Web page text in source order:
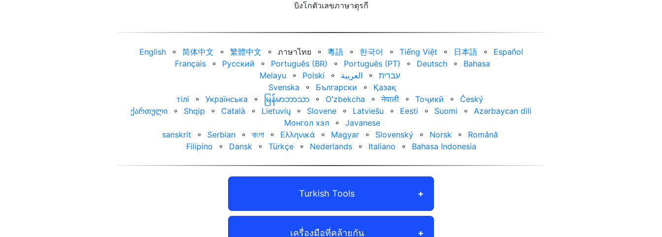
บิงโกตัวเลขภาษาตุรกี
English ⚬ 简体中文 ⚬ 繁體中文 ⚬ ภาษาไทย ⚬ 粵語 ⚬ 한국어 ⚬ Tiếng Việt ⚬ 日本語 ⚬
Español
Français
⚬ Русский ⚬ Português (BR) ⚬ Português (PT) ⚬ Deutsch ⚬
Bahasa
Melayu
⚬ Polski ⚬ العربية‏ ⚬
עברית‏
Svenska
⚬ Български ⚬
Қазақ
тілі
⚬ Українська ⚬ မြန်မာဘာသာ ⚬ Oʻzbekcha ⚬ नेपाली ⚬ Тоҷикӣ ⚬
Český
ქართული
⚬ Shqip ⚬ Català ⚬ Lietuvių ⚬ Slovene ⚬ Latviešu ⚬ Eesti ⚬ Suomi ⚬
Azərbaycan dili
Монгол хэл
⚬
Javanese
sanskrit
⚬ Serbian ⚬ বাংলা ⚬ Ελληνικά ⚬ Magyar ⚬ Slovenský ⚬ Norsk ⚬
Română
Filipino
⚬ Dansk ⚬ Türkçe ⚬ Nederlands ⚬ Italiano ⚬ Bahasa Indonesia
Turkish Tools
เครื่องมือที่คล้ายกัน